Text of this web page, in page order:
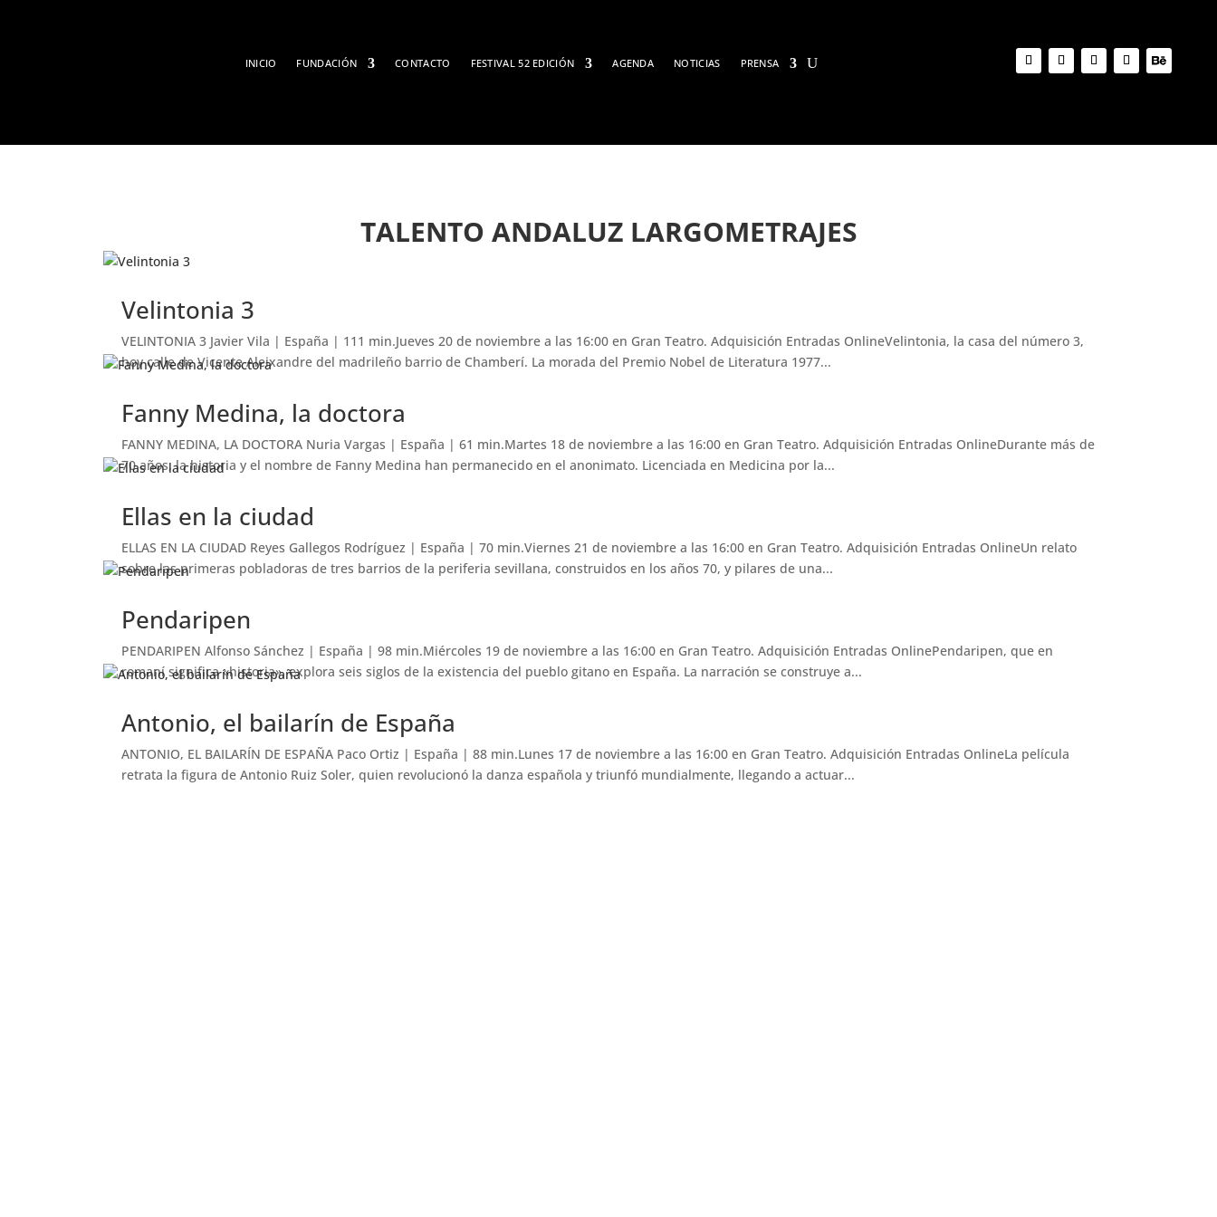
INICIO FUNDACIÓN CONTACTO FESTIVAL 52 EDICIÓN AGENDA NOTICIAS PRENSA
TALENTO ANDALUZ LARGOMETRAJES
Velintonia 3
VELINTONIA 3 Javier Vila | España | 111 min.Jueves 20 de noviembre a las 16:00 en Gran Teatro. Adquisición Entradas OnlineVelintonia, la casa del número 3,
hoy calle de Vicente Aleixandre del madrileño barrio de Chamberí. La morada del Premio Nobel de Literatura 1977...
Fanny Medina, la doctora
FANNY MEDINA, LA DOCTORA Nuria Vargas | España | 61 min.Martes 18 de noviembre a las 16:00 en Gran Teatro. Adquisición Entradas OnlineDurante más de
70 años, la historia y el nombre de Fanny Medina han permanecido en el anonimato. Licenciada en Medicina por la...
Ellas en la ciudad
ELLAS EN LA CIUDAD Reyes Gallegos Rodríguez | España | 70 min.Viernes 21 de noviembre a las 16:00 en Gran Teatro. Adquisición Entradas OnlineUn relato
sobre las primeras pobladoras de tres barrios de la periferia sevillana, construidos en los años 70, y pilares de una...
Pendaripen
PENDARIPEN Alfonso Sánchez | España | 98 min.Miércoles 19 de noviembre a las 16:00 en Gran Teatro. Adquisición Entradas OnlinePendaripen, que en
romaní significa «historia», explora seis siglos de la existencia del pueblo gitano en España. La narración se construye a...
Antonio, el bailarín de España
ANTONIO, EL BAILARÍN DE ESPAÑA Paco Ortiz | España | 88 min.Lunes 17 de noviembre a las 16:00 en Gran Teatro. Adquisición Entradas OnlineLa película
retrata la figura de Antonio Ruiz Soler, quien revolucionó la danza española y triunfó mundialmente, llegando a actuar...